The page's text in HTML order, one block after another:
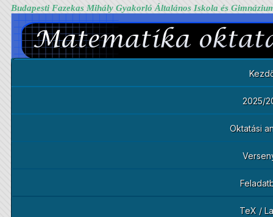
Budapesti Fazekas Mihály Gyakorló Általános Iskola és
2025/
Oktatási
TeX /